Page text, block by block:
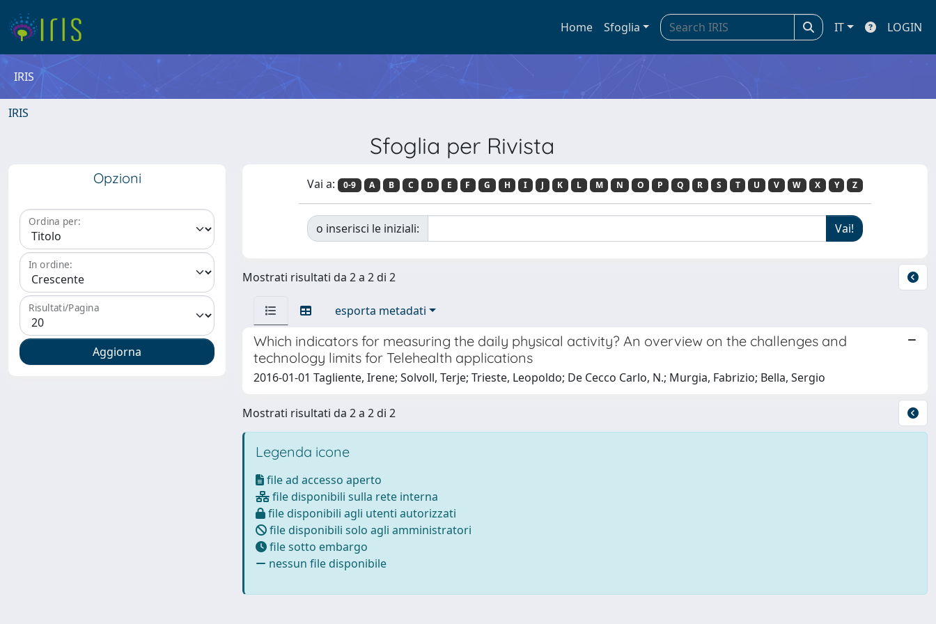
Home Sfoglia IT LOGIN
IRIS
IRIS
Sfoglia per Rivista
Opzioni
Ordina per:
In ordine:
Risultati/Pagina
Vai a: 0-9 A B C D E F G H I J K L M N O P Q R S T U V W X Y Z
o inserisci le iniziali:
Mostrati risultati da 2 a 2 di 2
esporta metadati
Which indicators for measuring the daily physical activity? An overview on the challenges and
technology limits for Telehealth applications
2016-01-01 Tagliente, Irene; Solvoll, Terje; Trieste, Leopoldo; De Cecco Carlo, N.; Murgia, Fabrizio; Bella, Sergio
Mostrati risultati da 2 a 2 di 2
Legenda icone
file ad accesso aperto
file disponibili sulla rete interna
file disponibili agli utenti autorizzati
file disponibili solo agli amministratori
file sotto embargo
nessun file disponibile